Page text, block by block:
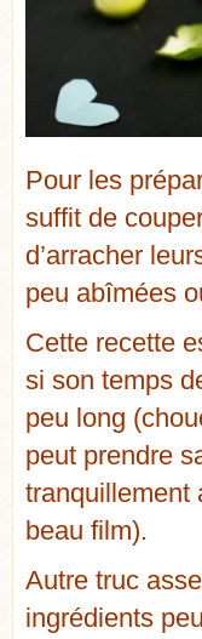
Pour les
suffit de
d’arracher
peu abîmées
Cette recette
si son temps
peu long
peut prendre
tranquillement
beau film).
Autre truc
ingrédients